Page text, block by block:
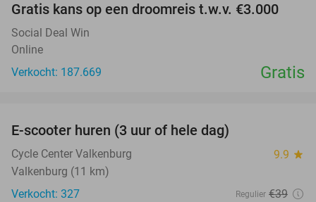
Gratis kans op een droomreis t.w.v. €3.000
Social Deal Win
Online
Verkocht: 187.669
Gratis
E-scooter huren (3 uur of hele dag)
Cycle Center Valkenburg 9.9 star
Valkenburg (11 km)
Verkocht: 327
Regulier €39